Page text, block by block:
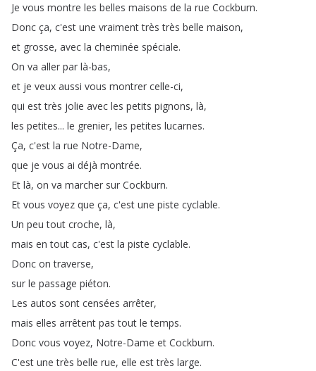
Je vous montre les belles maisons de la rue Cockburn.
Donc ça, c'est une vraiment très très belle maison,
et grosse, avec la cheminée spéciale.
On va aller par là-bas,
et je veux aussi vous montrer celle-ci,
qui est très jolie avec les petits pignons, là,
les petites... le grenier, les petites lucarnes.
Ça, c'est la rue Notre-Dame,
que je vous ai déjà montrée.
Et là, on va marcher sur Cockburn.
Et vous voyez que ça, c'est une piste cyclable.
Un peu tout croche, là,
mais en tout cas, c'est la piste cyclable.
Donc on traverse,
sur le passage piéton.
Les autos sont censées arrêter,
mais elles arrêtent pas tout le temps.
Donc vous voyez, Notre-Dame et Cockburn.
C'est une très belle rue, elle est très large.